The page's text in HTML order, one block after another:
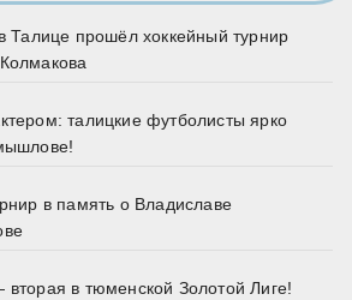
Талице прошёл хоккейный турнир
талицкие футболисты ярко
в память о Владиславе
в тюменской Золотой Лиге!